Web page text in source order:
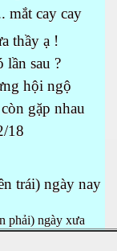
mắt cay cay
thầy ạ !
lần sau ?
hội ngộ
gặp nhau
18
trái) ngày nay
phải) ngày xưa